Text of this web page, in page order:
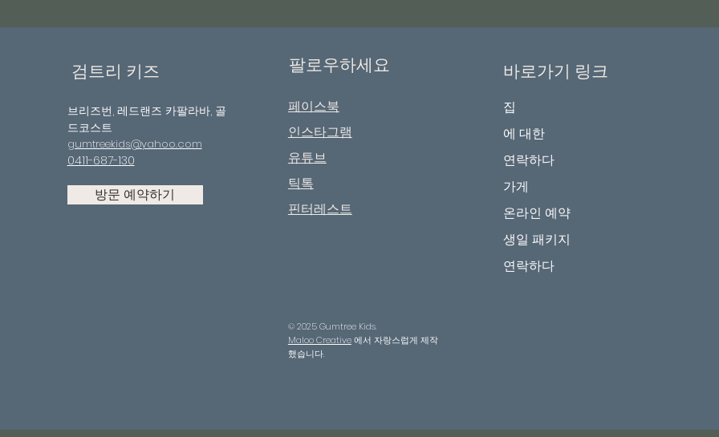
검트리 키즈
브리즈번, 레드랜즈 카팔라바, 골
드코스트
gumtreekids@yahoo.com
0411-687-130
방문 예약하기
팔로우하세요
페이스북
인스타그램
유튜브
틱톡
핀터레스트
© 2025 Gumtree Kids.
Maloo Creative에서 자랑스럽게 제작
했습니다.
바로가기 링크
집
에 대한
연락하다
가게
온라인 예약
생일 패키지
연락하다